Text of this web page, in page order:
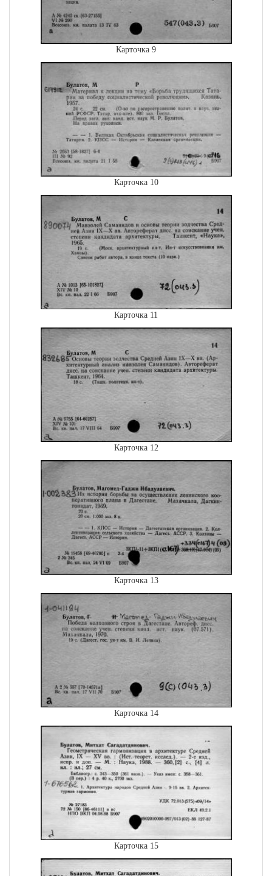
Карточка 9
Карточка 10
Карточка 11
Карточка 12
Карточка 13
Карточка 14
Карточка 15